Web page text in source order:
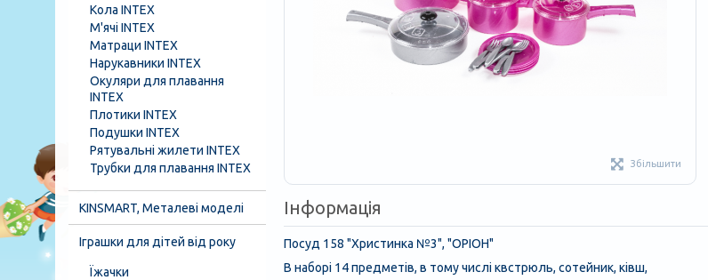
Збільшити
Інформація
Посуд 158 "Христинка №3", "ОРІОН"
В наборі 14 предметів, в тому числі квстрюль, сотейник, ківш,
Кола INTEX
М'ячі INTEX
Матраци INTEX
Нарукавники INTEX
Окуляри для плавання
INTEX
Плотики INTEX
Подушки INTEX
Рятувальні жилети INTEX
Трубки для плавання INTEX
KINSMART, Металеві моделі
Іграшки для дітей від року
Їжачки